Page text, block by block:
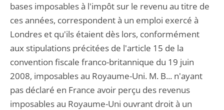
bases imposables à l'impôt sur le revenu au titre de
ces années, correspondent à un emploi exercé à
Londres et qu'ils étaient dès lors, conformément
aux stipulations précitées de l'article 15 de la
convention fiscale franco-britannique du 19 juin
2008, imposables au Royaume-Uni. M. B... n'ayant
pas déclaré en France avoir perçu des revenus
imposables au Royaume-Uni ouvrant droit à un